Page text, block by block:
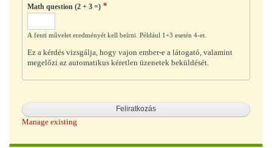
Math question (2 + 3 =)
A fenti művelet eredményét kell beírni. Például 1+3 esetén 4-et.
Ez a kérdés vizsgálja, hogy vajon ember-e a látogató, valamint
megelőzi az automatikus kéretlen üzenetek beküldését.
Manage existing